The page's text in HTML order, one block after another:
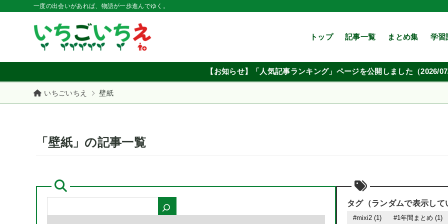
一度の出会いがあれば、物語が一歩進んでゆく。
トップ 記事一覧 まとめ集 学習
【お知らせ】「人気記事ランキング」ページを公開しました（2026/
いちごいちえ 壁紙
「壁紙」の記事一覧
タグ（ランダムで表示して
#mixi2 (1) #1年間まとめ (1)